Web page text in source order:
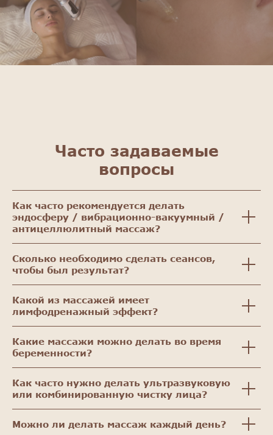
Часто задаваемые
вопросы
Как часто рекомендуется делать
эндосферу / вибрационно-вакуумный /
антицеллюлитный массаж?
Сколько необходимо сделать сеансов,
чтобы был результат?
Какой из массажей имеет
лимфодренажный эффект?
Какие массажи можно делать во время
беременности?
Как часто нужно делать ультразвуковую
или комбинированную чистку лица?
Можно ли делать массаж каждый день?